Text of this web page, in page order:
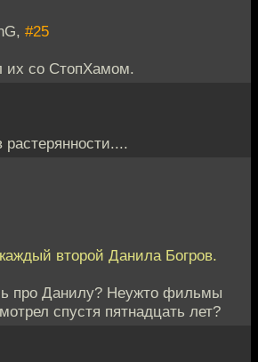
#25
их со СтопХамом.
второй Данила Богров.
про Данилу? Неужто фильмы
спустя пятнадцать лет?